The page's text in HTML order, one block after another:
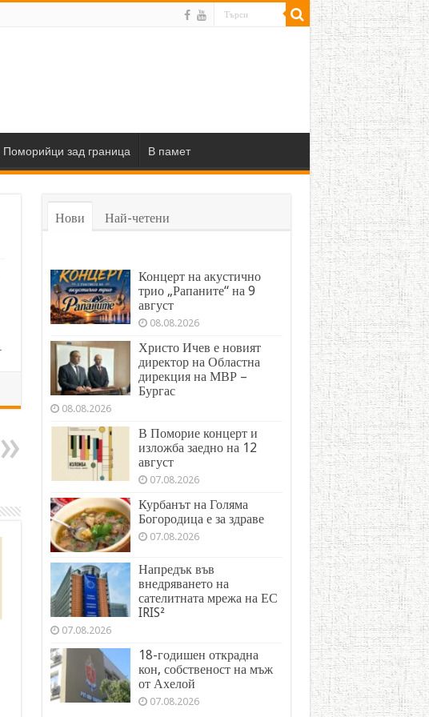
Поморийци зад граница В памет
Нови Най-четени
Концерт на акустично
трио „Рапаните“ на 9
август
08.08.2026
Христо Ичев е новият
директор на Областна
дирекция на МВР –
Бургас
08.08.2026
В Поморие концерт и
изложба заедно на 12
август
07.08.2026
Курбанът на Голяма
Богородица е за здраве
07.08.2026
Напредък във
внедряването на
сателитната мрежа на ЕС
IRIS²
07.08.2026
18-годишен открадна
кон, собственост на мъж
от Ахелой
07.08.2026